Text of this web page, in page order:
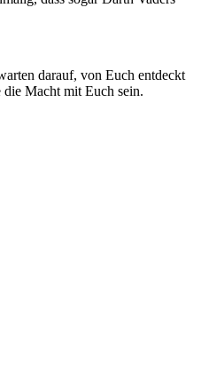
darauf, von Euch entdeckt
die Macht mit Euch sein.